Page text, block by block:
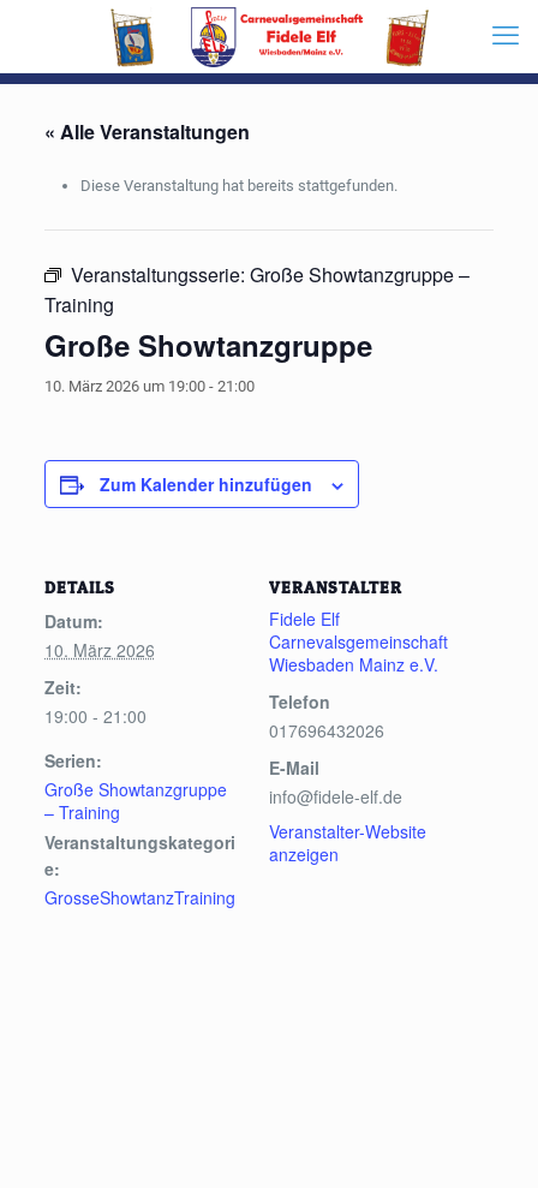
« Alle Veranstaltungen
Diese Veranstaltung hat bereits stattgefunden.
Veranstaltungsserie: Große Showtanzgruppe –
Training
Große Showtanzgruppe
10. März 2026 um 19:00- 21:00
Zum Kalender hinzufügen
DETAILS
Datum:
10. März 2026
Zeit:
19:00 - 21:00
Serien:
Große Showtanzgruppe
– Training
Veranstaltungskategori
e:
GrosseShowtanzTraining
VERANSTALTER
Fidele Elf
Carnevalsgemeinschaft
Wiesbaden Mainz e.V.
Telefon
017696432026
E-Mail
info@fidele-elf.de
Veranstalter-Website
anzeigen